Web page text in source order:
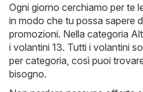
Ogni giorno cerchiamo per te
in modo che tu possa sapere
promozioni. Nella categoria
i volantini 13. Tutti i volantini
per categoria, così puoi
bisogno.